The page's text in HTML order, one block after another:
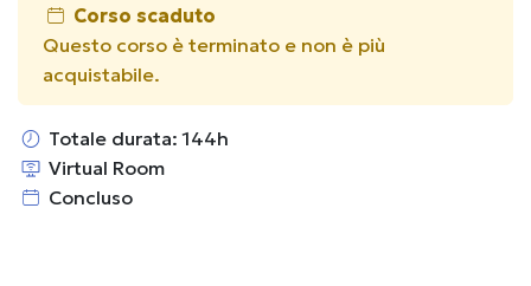
Corso scaduto
Questo corso è terminato e non è più
acquistabile.
Totale durata: 144h
Virtual Room
Concluso